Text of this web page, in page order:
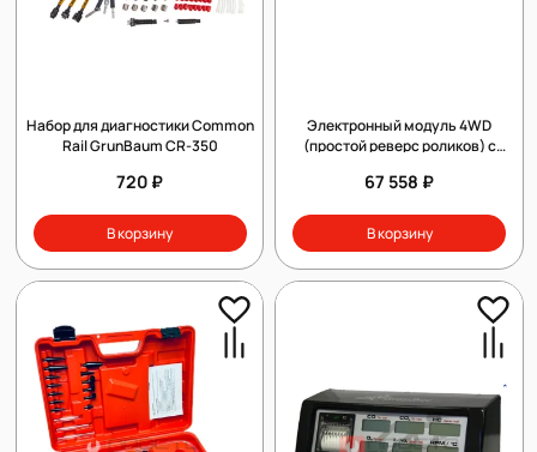
Набор для диагностики Common
Rail GrunBaum CR-350
720 ₽
В корзину
Электронный модуль 4WD
(простой реверс роликов) с
распознаванием полного
67 558 ₽
В корзину